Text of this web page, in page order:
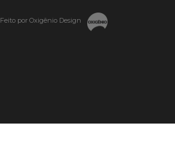
Feito por Oxigênio Design